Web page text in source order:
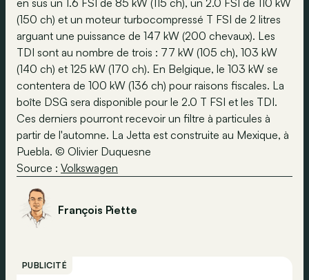
en sus un 1.6 FSI de 85 kW (115 ch), un 2.0 FSI de 110 kW
(150 ch) et un moteur turbocompressé T FSI de 2 litres
arguant une puissance de 147 kW (200 chevaux). Les
TDI sont au nombre de trois : 77 kW (105 ch), 103 kW
(140 ch) et 125 kW (170 ch). En Belgique, le 103 kW se
contentera de 100 kW (136 ch) pour raisons fiscales. La
boîte DSG sera disponible pour le 2.0 T FSI et les TDI.
Ces derniers pourront recevoir un filtre à particules à
partir de l'automne. La Jetta est construite au Mexique, à
Puebla. © Olivier Duquesne
Source : Volkswagen
François Piette
PUBLICITÉ